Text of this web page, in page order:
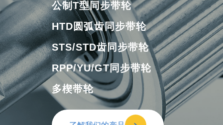
橡胶单面齿同步带
橡胶双面齿同步带
橡胶多楔带
橡胶开口带
了解我们的产品